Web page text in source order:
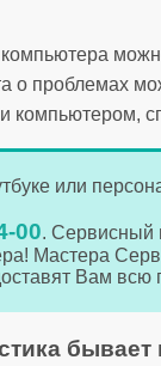
о проблемах
компьютером,
или
00. Сервисный
Мастера
Вам
бывает